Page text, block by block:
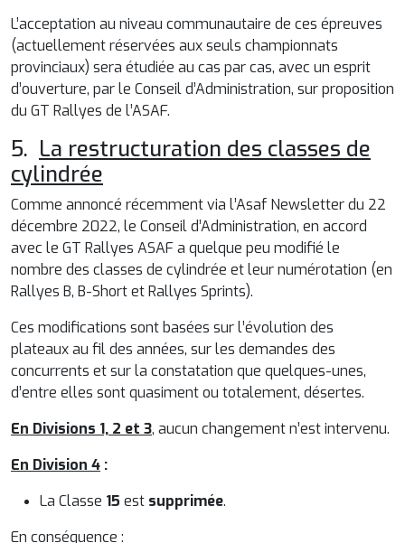
L’acceptation au niveau communautaire de ces épreuves
(actuellement réservées aux seuls championnats
provinciaux) sera étudiée au cas par cas, avec un esprit
d’ouverture, par le Conseil d’Administration, sur proposition
du GT Rallyes de l’ASAF.
5. La restructuration des classes de
cylindrée
Comme annoncé récemment via l’Asaf Newsletter du 22
décembre 2022, le Conseil d’Administration, en accord
avec le GT Rallyes ASAF a quelque peu modifié le
nombre des classes de cylindrée et leur numérotation (en
Rallyes B, B-Short et Rallyes Sprints).
Ces modifications sont basées sur l’évolution des
plateaux au fil des années, sur les demandes des
concurrents et sur la constatation que quelques-unes,
d’entre elles sont quasiment ou totalement, désertes.
En Divisions 1, 2 et 3, aucun changement n’est intervenu.
En Division 4 :
La Classe 15 est supprimée.
En conséquence :